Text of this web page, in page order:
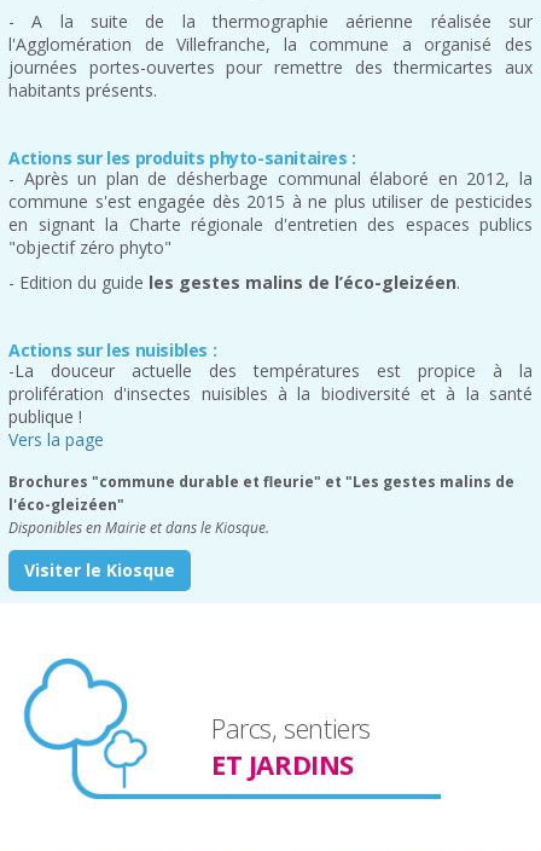
- A la suite de la thermographie aérienne réalisée sur
l'Agglomération de Villefranche, la commune a organisé des
journées portes-ouvertes pour remettre des thermicartes aux
habitants présents.
Actions sur les produits phyto-sanitaires :
- Après un plan de désherbage communal élaboré en 2012, la
commune s'est engagée dès 2015 à ne plus utiliser de pesticides
en signant la Charte régionale d'entretien des espaces publics
"objectif zéro phyto"
- Edition du guide les gestes malins de l’éco-gleizéen.
Actions sur les nuisibles :
-La douceur actuelle des températures est propice à la
prolifération d'insectes nuisibles à la biodiversité et à la santé
publique !
Vers la page
Brochures "commune durable et fleurie" et "Les gestes malins de
l'éco-gleizéen"
Disponibles en Mairie et dans le Kiosque.
Visiter le Kiosque
Parcs, sentiers
ET JARDINS